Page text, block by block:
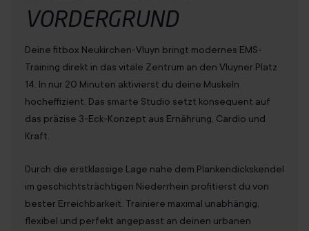
VORDERGRUND
Deine fitbox Neukirchen-Vluyn bringt modernes EMS-
Training direkt in das vitale Zentrum an den Vluyner Platz
14. In nur 20 Minuten aktivierst du deine Muskeln
hocheffizient. Das smarte Studio setzt konsequent auf
das präzise 3-Eck-Konzept aus Ernährung, Cardio und
Kraft.
Durch die erstklassige Lage nahe dem Plankendickskendel
im geschichtsträchtigen Niederrhein profitierst du von
bester Erreichbarkeit. Trainiere maximal unabhängig,
flexibel und perfekt angepasst an deinen urbanen